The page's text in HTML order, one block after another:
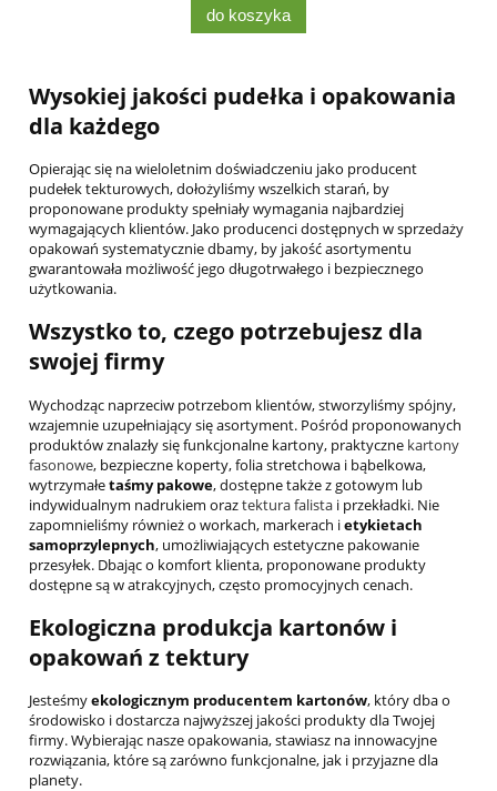
do koszyka
Wysokiej jakości pudełka i opakowania
dla każdego
Opierając się na wieloletnim doświadczeniu jako producent
pudełek tekturowych, dołożyliśmy wszelkich starań, by
proponowane produkty spełniały wymagania najbardziej
wymagających klientów. Jako producenci dostępnych w sprzedaży
opakowań systematycznie dbamy, by jakość asortymentu
gwarantowała możliwość jego długotrwałego i bezpiecznego
użytkowania.
Wszystko to, czego potrzebujesz dla
swojej firmy
Wychodząc naprzeciw potrzebom klientów, stworzyliśmy spójny,
wzajemnie uzupełniający się asortyment. Pośród proponowanych
produktów znalazły się funkcjonalne kartony, praktyczne kartony
fasonowe, bezpieczne koperty, folia stretchowa i bąbelkowa,
wytrzymałetaśmy pakowe, dostępne także z gotowym lub
indywidualnym nadrukiem oraztektura falista i przekładki. Nie
zapomnieliśmy również o workach, markerach ietykietach
samoprzylepnych, umożliwiających estetyczne pakowanie
przesyłek. Dbając o komfort klienta, proponowane produkty
dostępne są w atrakcyjnych, często promocyjnych cenach.
Ekologiczna produkcja kartonów i
opakowań z tektury
Jesteśmyekologicznym producentem kartonów, który dba o
środowisko i dostarcza najwyższej jakości produkty dla Twojej
firmy. Wybierając nasze opakowania, stawiasz na innowacyjne
rozwiązania, które są zarówno funkcjonalne, jak i przyjazne dla
planety.